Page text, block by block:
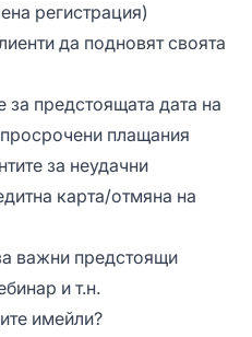
регистрация)
да подновят своята
за предстоящата дата на
плащания
за неудачни
карта/отмяна на
важни предстоящи
и т.н.
имейли?